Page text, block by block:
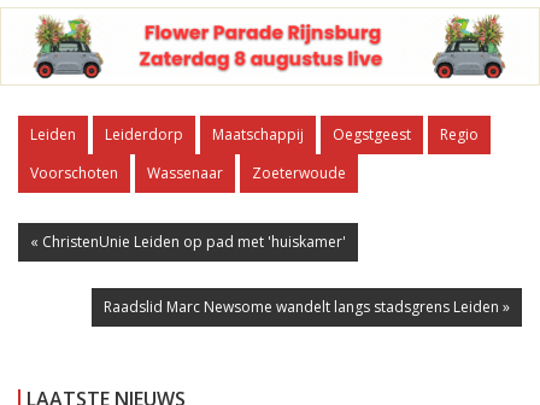
Leiden Leiderdorp Maatschappij Oegstgeest
Regio
Voorschoten
Wassenaar Zoeterwoude
« ChristenUnie Leiden op pad met 'huiskamer'
Raadslid Marc Newsome wandelt langs stadsgrens Leiden »
LAATSTE NIEUWS